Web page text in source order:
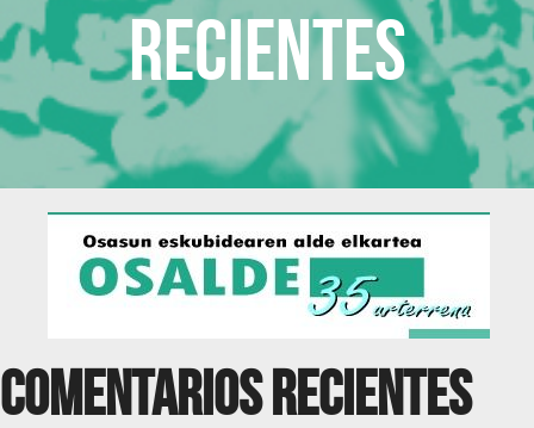
recientes
Comentarios recientes